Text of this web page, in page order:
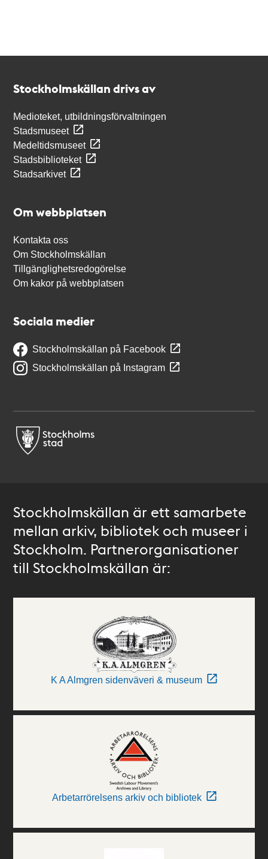
Stockholmskällan drivs av
Medioteket, utbildningsförvaltningen
Stadsmuseet
Medeltidsmuseet
Stadsbiblioteket
Stadsarkivet
Om webbplatsen
Kontakta oss
Om Stockholmskällan
Tillgänglighetsredogörelse
Om kakor på webbplatsen
Sociala medier
Stockholmskällan på Facebook
Stockholmskällan på Instagram
Stockholmskällan är ett samarbete
mellan arkiv, bibliotek och museer i
Stockholm. Partnerorganisationer
till Stockholmskällan är:
K A Almgren sidenväveri & museum
Arbetarrörelsens arkiv och bibliotek